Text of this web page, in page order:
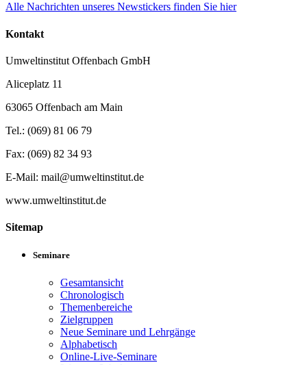
Alle Nachrichten unseres Newstickers finden Sie hier
Kontakt
Umweltinstitut Offenbach GmbH
Aliceplatz 11
63065 Offenbach am Main
Tel.: (069) 81 06 79
Fax: (069) 82 34 93
E-Mail: mail@umweltinstitut.de
www.umweltinstitut.de
Sitemap
Seminare
Gesamtansicht
Chronologisch
Themenbereiche
Zielgruppen
Neue Seminare und Lehrgänge
Alphabetisch
Online-Live-Seminare